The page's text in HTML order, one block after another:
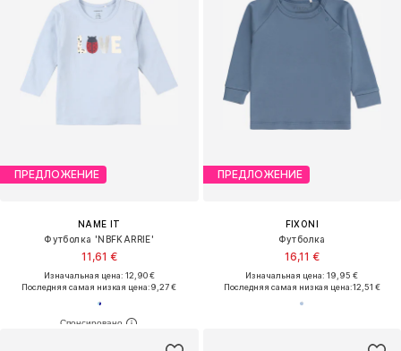
ПРЕДЛОЖЕНИЕ
NAME IT
Футболка 'NBFKARRIE'
11,61 €
Изначальная цена: 12,90 €
Последняя самая низкая цена:9,27 €
ПРЕДЛОЖЕНИЕ
FIXONI
Футболка
16,11 €
Изначальная цена: 19,95 €
Последняя самая низкая цена:12,51 €